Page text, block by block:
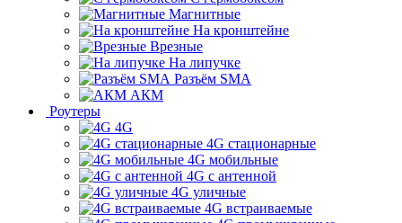
Магнитные
На кронштейне
Врезные
На липучке
Разъём SMA
АКМ
Роутеры
4G
4G стационарные
4G мобильные
4G с антенной
4G уличные
4G встраиваемые